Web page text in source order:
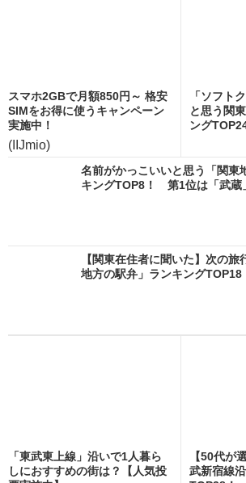
スマホ2GBで月額850円～ 格安
SIMをお得に使うキャンペーン
実施中！
(IIJmio)
「ソフト
と思う関
ング
名前がかっこいいと思う「関東
キングTOP8！ 第1位は「武蔵
【関東在住者に聞いた】次の
地方の駅弁」ランキングTOP18
「東武東上線」沿いで1人暮ら
しにおすすめの街は？【人気投
【50代が
武新宿線